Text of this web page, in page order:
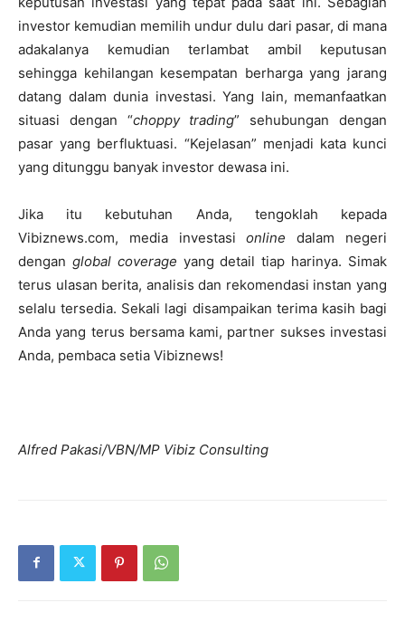
investor kemudian memilih undur dulu dari pasar, di mana
adakalanya kemudian terlambat ambil keputusan
sehingga kehilangan kesempatan berharga yang jarang
datang dalam dunia investasi. Yang lain, memanfaatkan
situasi dengan “choppy trading” sehubungan dengan
pasar yang berfluktuasi. “Kejelasan” menjadi kata kunci
yang ditunggu banyak investor dewasa ini.
Jika itu kebutuhan Anda, tengoklah kepada
Vibiznews.com, media investasionline dalam negeri
dengan global coverage yang detail tiap harinya. Simak
terus ulasan berita, analisis dan rekomendasi instan yang
selalu tersedia. Sekali lagi disampaikan terima kasih bagi
Anda yang terus bersama kami, partner sukses investasi
Anda, pembaca setia Vibiznews!
Alfred Pakasi/VBN/MP Vibiz Consulting